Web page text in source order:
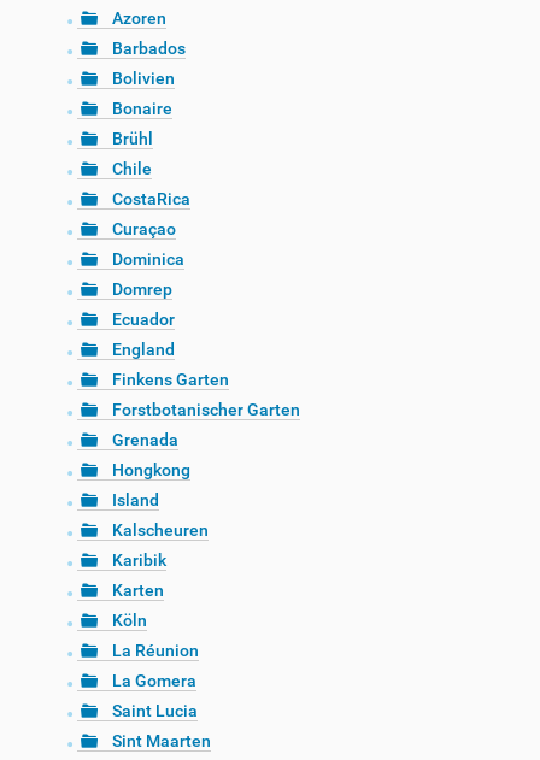
Azoren
Barbados
Bolivien
Bonaire
Brühl
Chile
CostaRica
Curaçao
Dominica
Domrep
Ecuador
England
Finkens Garten
Forstbotanischer Garten
Grenada
Hongkong
Island
Kalscheuren
Karibik
Karten
Köln
La Réunion
La Gomera
Saint Lucia
Sint Maarten